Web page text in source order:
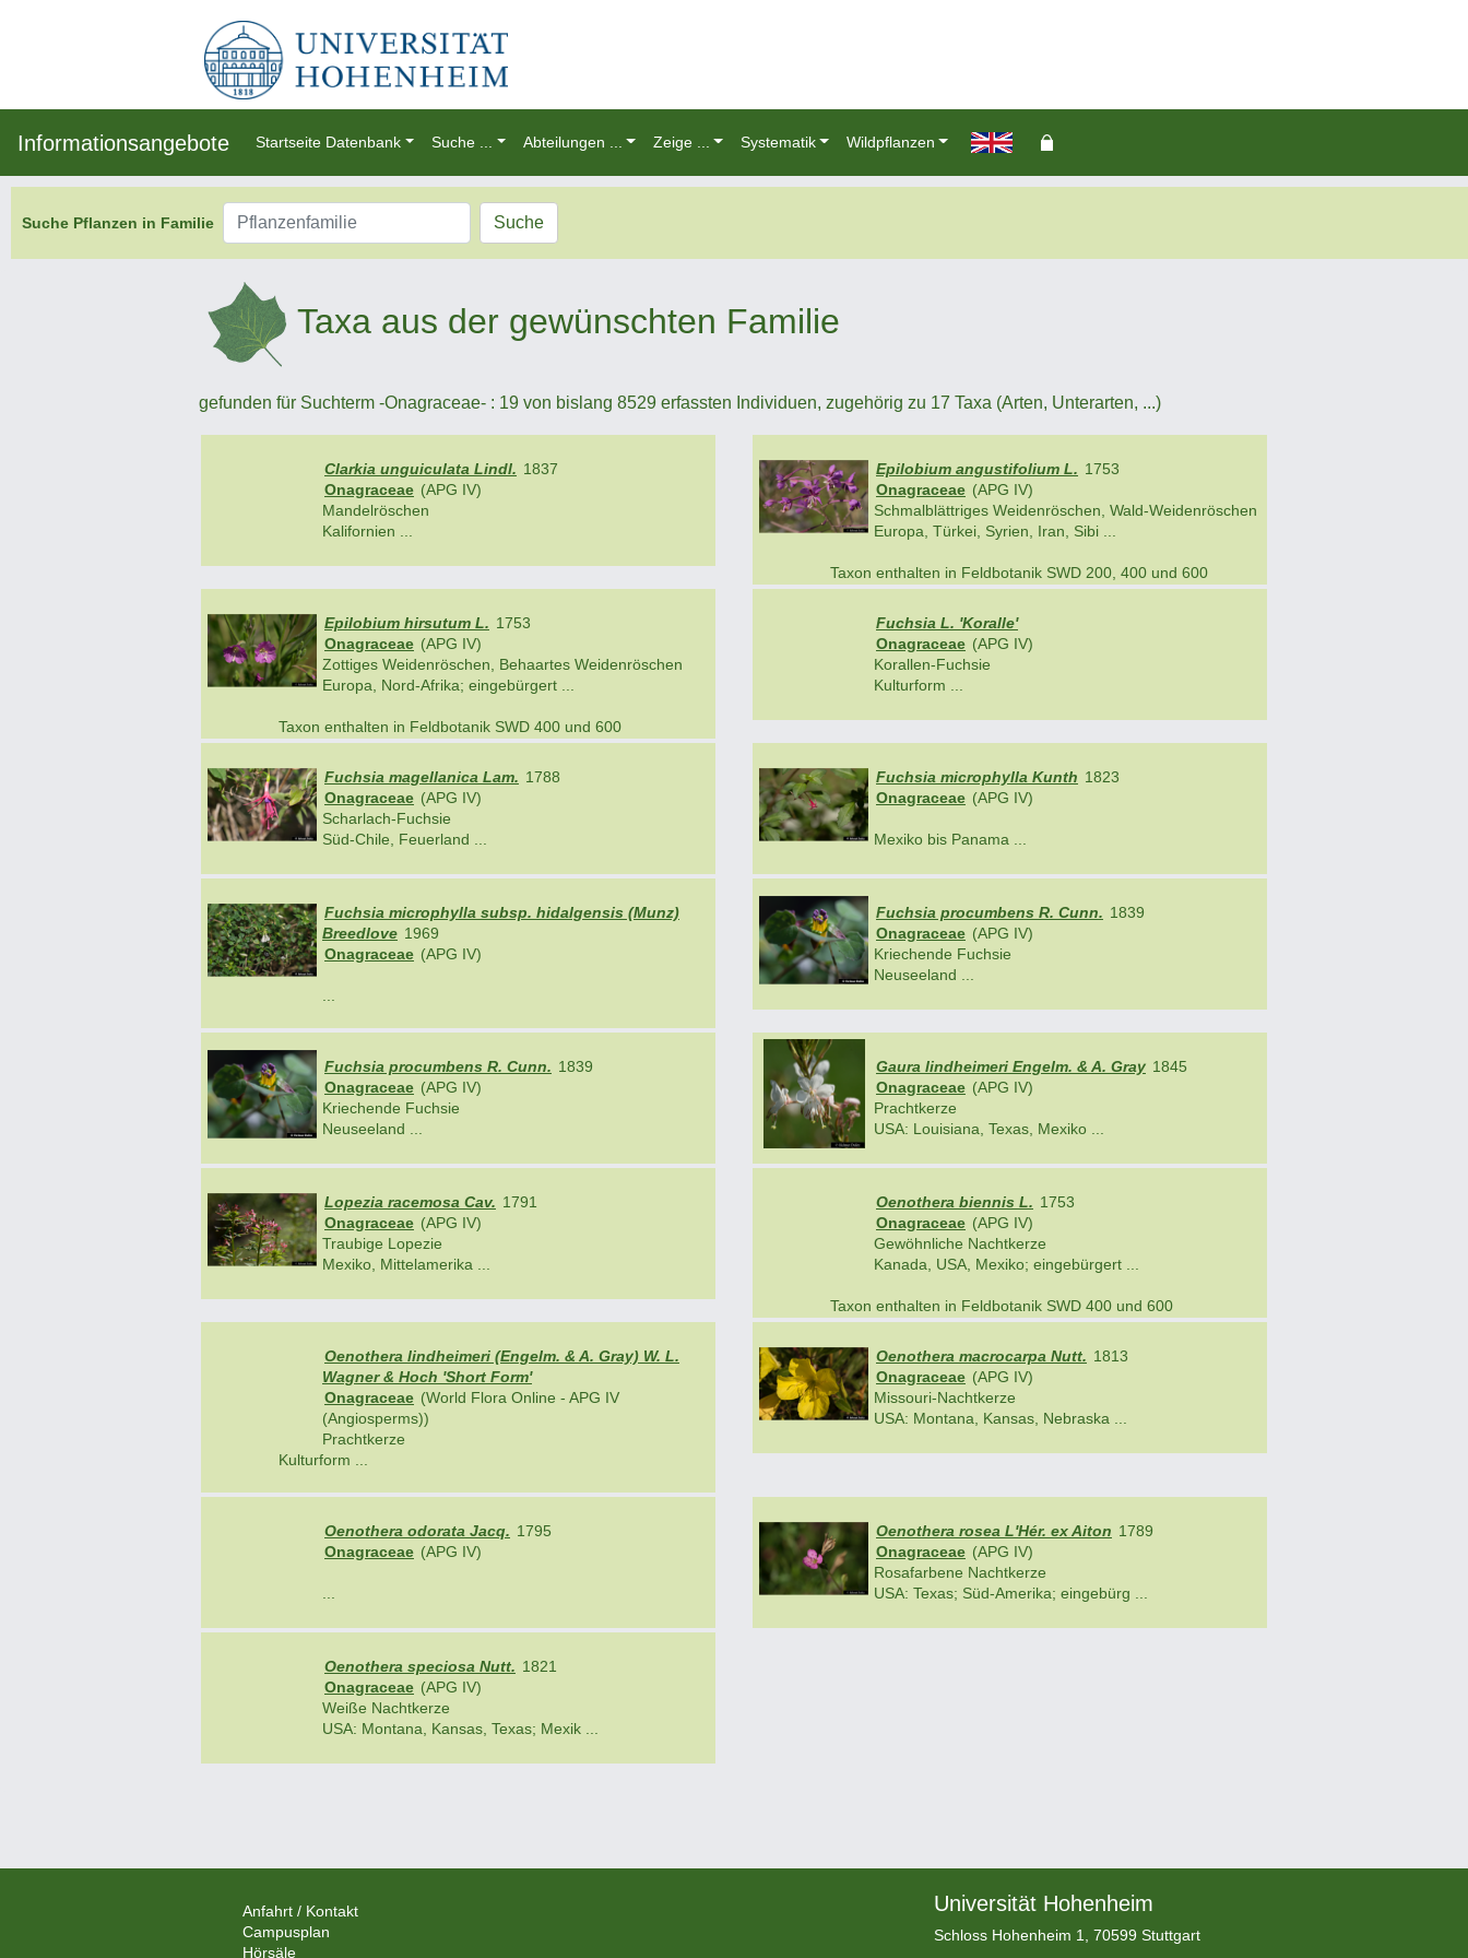
Informationsangebote Startseite Datenbank Suche ... Abteilungen ... Zeige ... Systematik Wildpflanzen
Suche Pflanzen in Familie Suche
Taxa aus der gewünschten Familie
gefunden für Suchterm -Onagraceae- : 19 von bislang 8529 erfassten Individuen, zugehörig zu 17 Taxa (Arten, Unterarten, ...)
Clarkia unguiculata Lindl. 1837
Onagraceae (APG IV)
Mandelröschen
Kalifornien ...
Epilobium angustifolium L. 1753
Onagraceae (APG IV)
Schmalblättriges Weidenröschen, Wald-Weidenröschen
Europa, Türkei, Syrien, Iran, Sibi ...
Taxon enthalten in Feldbotanik SWD 200, 400 und 600
Epilobium hirsutum L. 1753
Onagraceae (APG IV)
Zottiges Weidenröschen, Behaartes Weidenröschen
Europa, Nord-Afrika; eingebürgert ...
Taxon enthalten in Feldbotanik SWD 400 und 600
Fuchsia L. 'Koralle'
Onagraceae (APG IV)
Korallen-Fuchsie
Kulturform ...
Fuchsia magellanica Lam. 1788
Onagraceae (APG IV)
Scharlach-Fuchsie
Süd-Chile, Feuerland ...
Fuchsia microphylla Kunth 1823
Onagraceae (APG IV)
Mexiko bis Panama ...
Fuchsia microphylla subsp. hidalgensis (Munz)
Breedlove 1969
Onagraceae (APG IV)
Fuchsia procumbens R. Cunn. 1839
Onagraceae (APG IV)
Kriechende Fuchsie
Neuseeland ...
Fuchsia procumbens R. Cunn. 1839
Onagraceae (APG IV)
Kriechende Fuchsie
Neuseeland ...
Gaura lindheimeri Engelm. & A. Gray 1845
Onagraceae (APG IV)
Prachtkerze
USA: Louisiana, Texas, Mexiko ...
Lopezia racemosa Cav. 1791
Onagraceae (APG IV)
Traubige Lopezie
Mexiko, Mittelamerika ...
Oenothera biennis L. 1753
Onagraceae (APG IV)
Gewöhnliche Nachtkerze
Kanada, USA, Mexiko; eingebürgert ...
Taxon enthalten in Feldbotanik SWD 400 und 600
Oenothera lindheimeri (Engelm. & A. Gray) W. L.
Wagner & Hoch 'Short Form'
Onagraceae (World Flora Online - APG IV
(Angiosperms))
Prachtkerze
Kulturform ...
Oenothera macrocarpa Nutt. 1813
Onagraceae (APG IV)
Missouri-Nachtkerze
USA: Montana, Kansas, Nebraska ...
Oenothera odorata Jacq. 1795
Onagraceae (APG IV)
Oenothera rosea L'Hér. ex Aiton 1789
Onagraceae (APG IV)
Rosafarbene Nachtkerze
USA: Texas; Süd-Amerika; eingebürg ...
Oenothera speciosa Nutt. 1821
Onagraceae (APG IV)
Weiße Nachtkerze
USA: Montana, Kansas, Texas; Mexik ...
Anfahrt / Kontakt
Campusplan
Hörsäle
Universität Hohenheim
Schloss Hohenheim 1, 70599 Stuttgart